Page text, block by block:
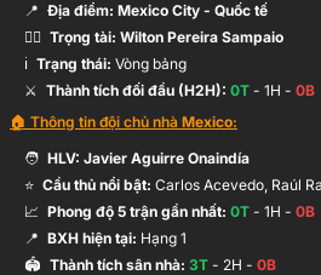
49’
B.Gutiérrez
📍 Địa điểm: Mexico City - Quốc tế
🧑‍⚖️ Trọng tài: Wilton Pereira Sampaio
ℹ️ Trạng thái: Vòng bảng
⚔️ Thành tích đối đầu (H2H): 0T - 1H - 0B
🏠 Thông tin đội chủ nhà Mexico:
🧑 HLV: Javier Aguirre Onaindía
⭐ Cầu thủ nổi bật: Carlos Acevedo, Raúl
📈 Phong độ 5 trận gần nhất: 0T - 1H - 0B
📍 BXH hiện tại: Hạng 1
🏟️ Thành tích sân nhà: 3T - 2H - 0B